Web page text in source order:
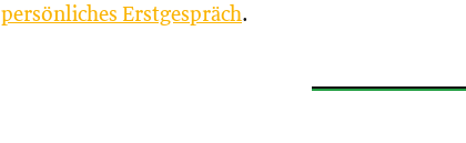
persönliches Erstgespräch.